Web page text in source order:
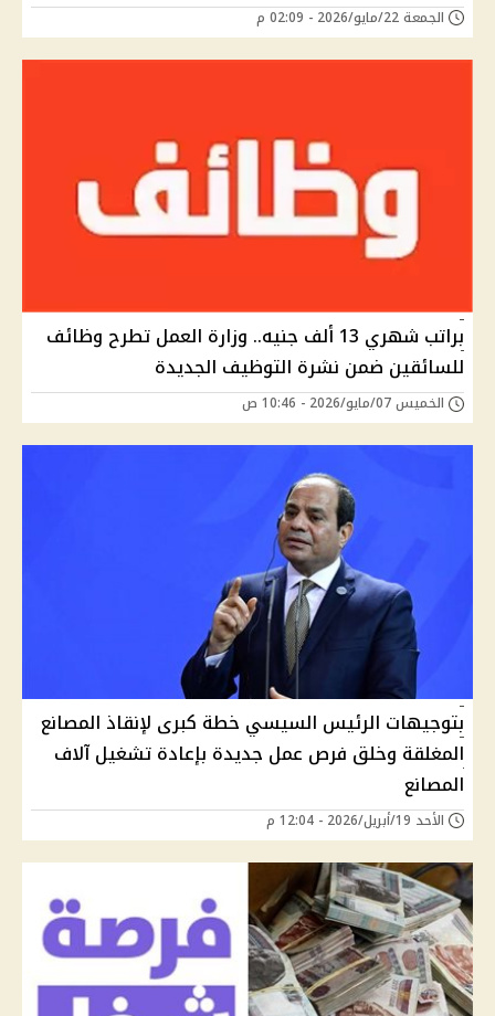
الجمعة 22/مايو/2026 - 02:09 م
براتب شهري 13 ألف جنيه.. وزارة العمل تطرح وظائف
للسائقين ضمن نشرة التوظيف الجديدة
الخميس 07/مايو/2026 - 10:46 ص
بتوجيهات الرئيس السيسي خطة كبرى لإنقاذ المصانع
المغلقة وخلق فرص عمل جديدة بإعادة تشغيل آلاف
المصانع
الأحد 19/أبريل/2026 - 12:04 م